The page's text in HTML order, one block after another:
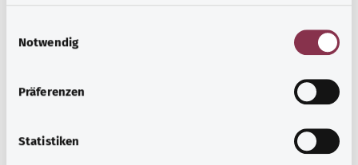
Notwendig
Präferenzen
Statistiken
Eine Auswahl verschiedener Beratungs- und
Gesundheitsthemen.